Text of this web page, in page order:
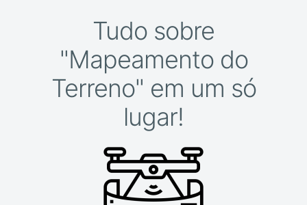
Tudo sobre
"Mapeamento do
Terreno" em um só
lugar!